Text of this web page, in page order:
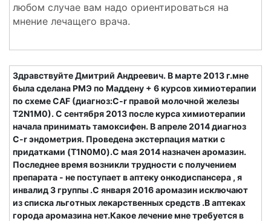
любом случае вам надо ориентироваться на
мнение лечащего врача.
Здравствуйте Дмитрий Андреевич. В марте 2013 г.мне
была сделана РМЭ по Маддену + 6 курсов химиотерапии
по схеме CAF (диагноз:C-r правой молочной железы
T2N1M0). С сентября 2013 после курса химиотерапии
начала принимать тамоксифен. В апреле 2014 диагноз
C-r эндометрия. Проведена экстерпация матки с
придатками (T1N0M0).С мая 2014 назначен аромазин.
Последнее время возникли трудности с получением
препарата - не поступает в аптеку онкодиспансера , я
инвалид 3 группы .С января 2016 аромазин исключают
из списка льготных лекарственных средств .В аптеках
города аромазина нет.Какое лечение мне требуется в